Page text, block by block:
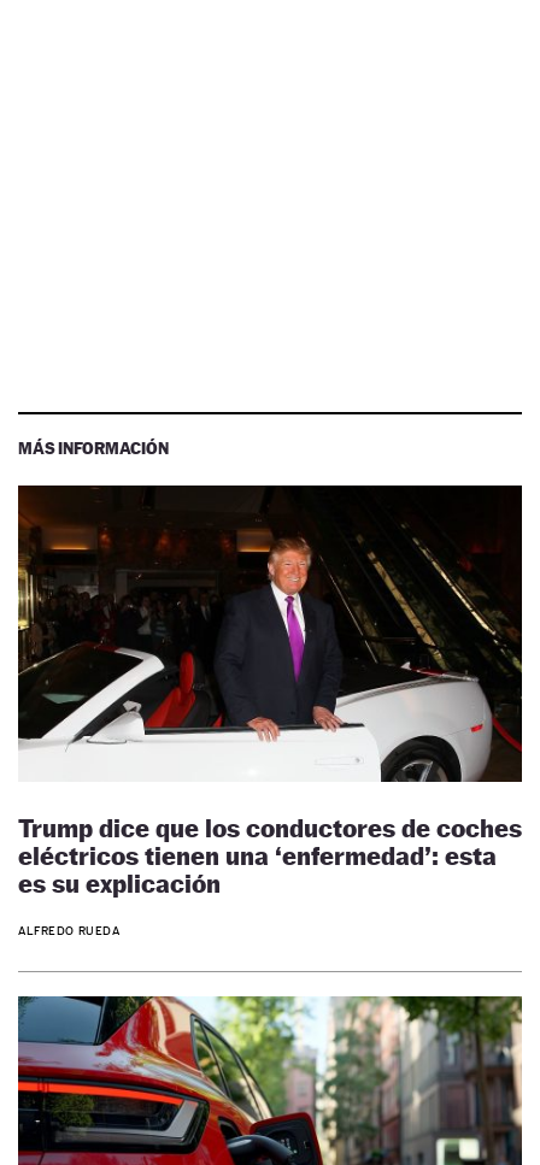
MÁS INFORMACIÓN
Trump dice que los conductores de coches
eléctricos tienen una ‘enfermedad’: esta
es su explicación
ALFREDO RUEDA